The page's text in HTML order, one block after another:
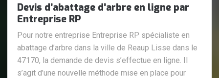
Devis d’abattage d’arbre en ligne par
Entreprise RP
Pour notre entreprise Entreprise RP spécialiste en
abattage d’arbre dans la ville de Reaup Lisse dans le
47170, la demande de devis s’effectue en ligne. Il
s’agit d’une nouvelle méthode mise en place pour